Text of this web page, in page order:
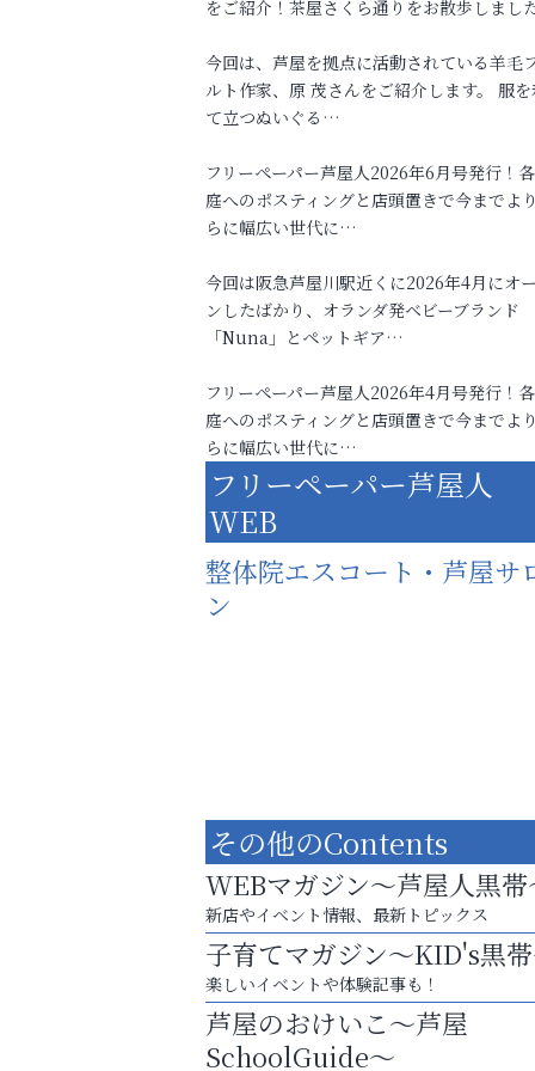
をご紹介！茶屋さくら通りをお散歩しまし
今回は、芦屋を拠点に活動されている羊毛
ルト作家、原 茂さんをご紹介します。 服を
て立つぬいぐる…
フリーペーパー芦屋人2026年6月号発行！
庭へのポスティングと店頭置きで今までよ
らに幅広い世代に…
今回は阪急芦屋川駅近くに2026年4月にオ
ンしたばかり、オランダ発ベビーブランド
「Nuna」とペットギア…
フリーペーパー芦屋人2026年4月号発行！
庭へのポスティングと店頭置きで今までよ
らに幅広い世代に…
フリーペーパー芦屋人
WEB
整体院エスコート・芦屋サ
ン
猫背･側弯、背骨の歪みを
整えませんか？
その他のContents
WEBマガジン～芦屋人黒帯
新店やイベント情報、最新トピックス
子育てマガジン～KID's黒
楽しいイベントや体験記事も！
芦屋のおけいこ～芦屋
SchoolGuide～